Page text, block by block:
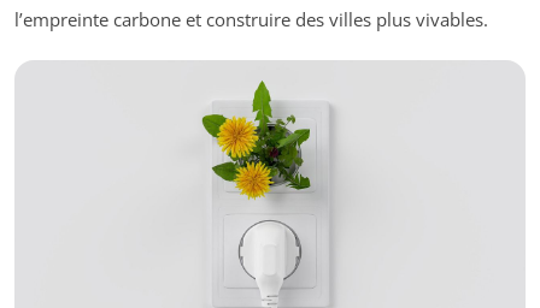
l’empreinte carbone et construire des villes plus vivables.